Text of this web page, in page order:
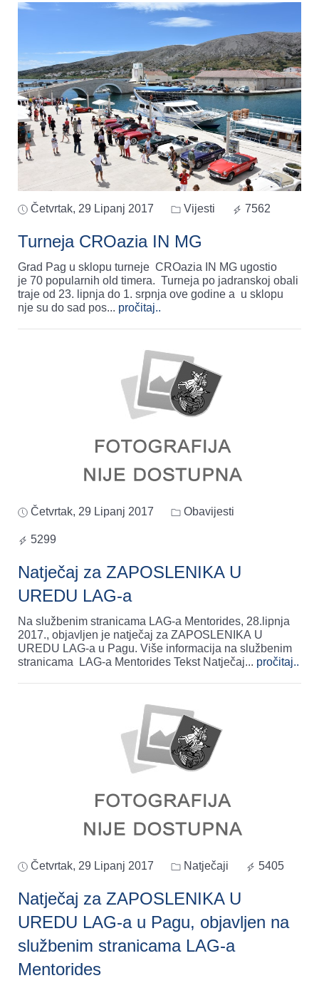
Četvrtak, 29 Lipanj 2017 Vijesti 7562
Turneja CROazia IN MG
Grad Pag u sklopu turneje CROazia IN MG ugostio
je 70 popularnih old timera. Turneja po jadranskoj obali
traje od 23. lipnja do 1. srpnja ove godine a u sklopu
nje su do sad pos... pročitaj..
Četvrtak, 29 Lipanj 2017 Obavijesti
5299
Natječaj za ZAPOSLENIKA U
UREDU LAG-a
Na službenim stranicama LAG-a Mentorides, 28.lipnja
2017., objavljen je natječaj za ZAPOSLENIKA U
UREDU LAG-a u Pagu. Više informacija na službenim
stranicama LAG-a Mentorides Tekst Natječaj... pročitaj..
Četvrtak, 29 Lipanj 2017 Natječaji 5405
Natječaj za ZAPOSLENIKA U
UREDU LAG-a u Pagu, objavljen na
službenim stranicama LAG-a
Mentorides